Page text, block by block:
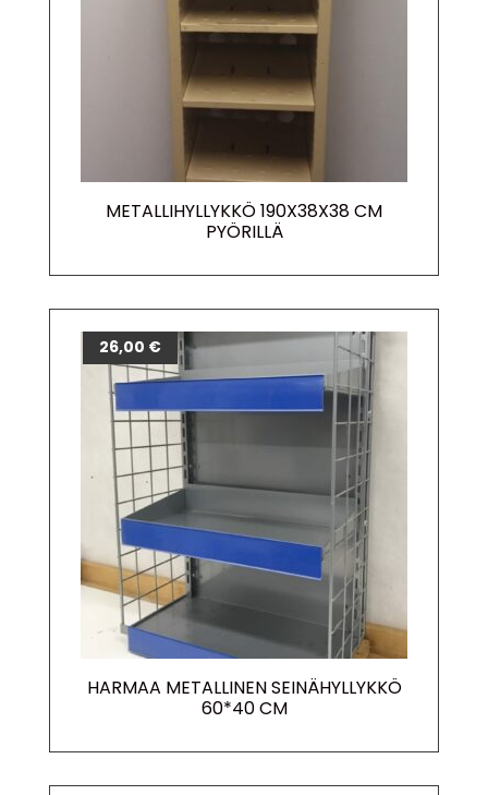
METALLIHYLLYKKÖ 190X38X38 CM
PYÖRILLÄ
HARMAA METALLINEN SEINÄHYLLYKKÖ
60*40 CM
26,00 €